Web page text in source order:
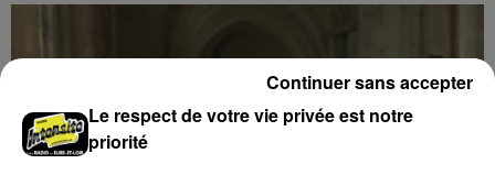
Le respect de votre vie privée est notre
priorité
Continuer sans accepter